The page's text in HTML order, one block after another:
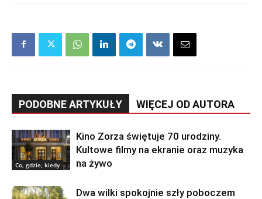
PODOBNE ARTYKUŁY WIĘCEJ OD AUTORA
Co, gdzie, kiedy
Kino Zorza świętuje 70 urodziny.
Kultowe filmy na ekranie oraz muzyka
na żywo
Dwa wilki spokojnie szły poboczem